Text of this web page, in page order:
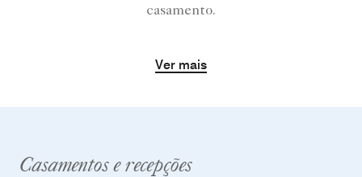
casamento.
Ver mais
Casamentos e recepções